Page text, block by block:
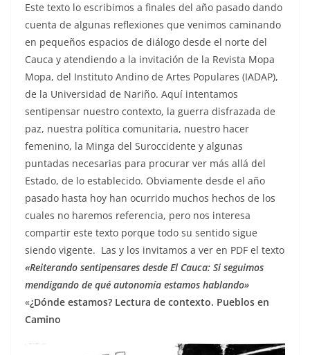
Este texto lo escribimos a finales del año pasado dando
cuenta de algunas reflexiones que venimos caminando
en pequeños espacios de diálogo desde el norte del
Cauca y atendiendo a la invitación de la Revista Mopa
Mopa, del Instituto Andino de Artes Populares (IADAP),
de la Universidad de Nariño. Aquí intentamos
sentipensar nuestro contexto, la guerra disfrazada de
paz, nuestra política comunitaria, nuestro hacer
femenino, la Minga del Suroccidente y algunas
puntadas necesarias para procurar ver más allá del
Estado, de lo establecido. Obviamente desde el año
pasado hasta hoy han ocurrido muchos hechos de los
cuales no haremos referencia, pero nos interesa
compartir este texto porque todo su sentido sigue
siendo vigente. Las y los invitamos a ver en PDF el texto
«Reiterando sentipensares desde El Cauca: Si seguimos
mendigando de qué autonomía estamos hablando»
«¿Dónde estamos? Lectura de contexto. Pueblos en
Camino